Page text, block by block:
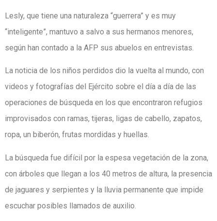
Lesly, que tiene una naturaleza “guerrera” y es muy
“inteligente”, mantuvo a salvo a sus hermanos menores,
según han contado a la AFP sus abuelos en entrevistas.
La noticia de los niños perdidos dio la vuelta al mundo, con
videos y fotografías del Ejército sobre el día a día de las
operaciones de búsqueda en los que encontraron refugios
improvisados con ramas, tijeras, ligas de cabello, zapatos,
ropa, un biberón, frutas mordidas y huellas.
La búsqueda fue difícil por la espesa vegetación de la zona,
con árboles que llegan a los 40 metros de altura, la presencia
de jaguares y serpientes y la lluvia permanente que impide
escuchar posibles llamados de auxilio.